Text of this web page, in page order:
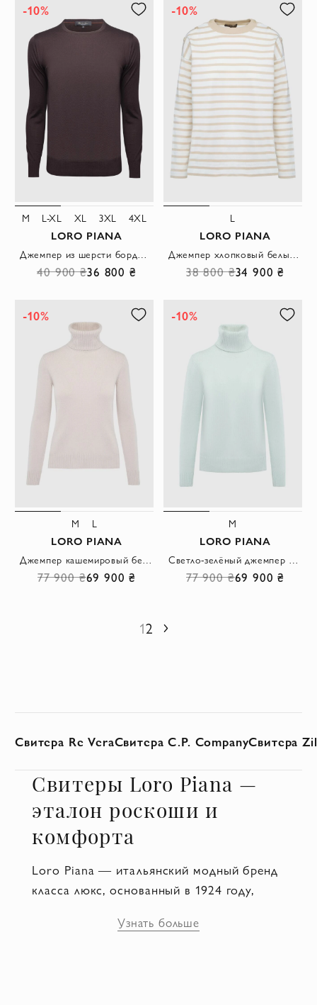
-10%
M L-XL XL 3XL 4XL
LORO PIANA
40 900 ₴36 800 ₴
-10%
L
LORO PIANA
38 800 ₴34 900 ₴
-10%
M L
LORO PIANA
Джемпер кашемировый бежевый женский с воротником-стойкой
77 900 ₴69 900 ₴
-10%
M
LORO PIANA
Светло-зелёный джемпер с воротником стойкой из кашемира
77 900 ₴69 900 ₴
12 Следующий
Свитера Re VeraСвитера C.P. CompanyСвитера
Свитеры Loro Piana —
эталон роскоши и
комфорта
Loro Piana — итальянский модный бренд
класса люкс, основанный в 1924 году,
одежду высочайшего качества. Свитер
Узнать больше